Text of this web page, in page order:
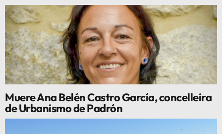
Muere Ana Belén Castro García, concelleira
de Urbanismo de Padrón